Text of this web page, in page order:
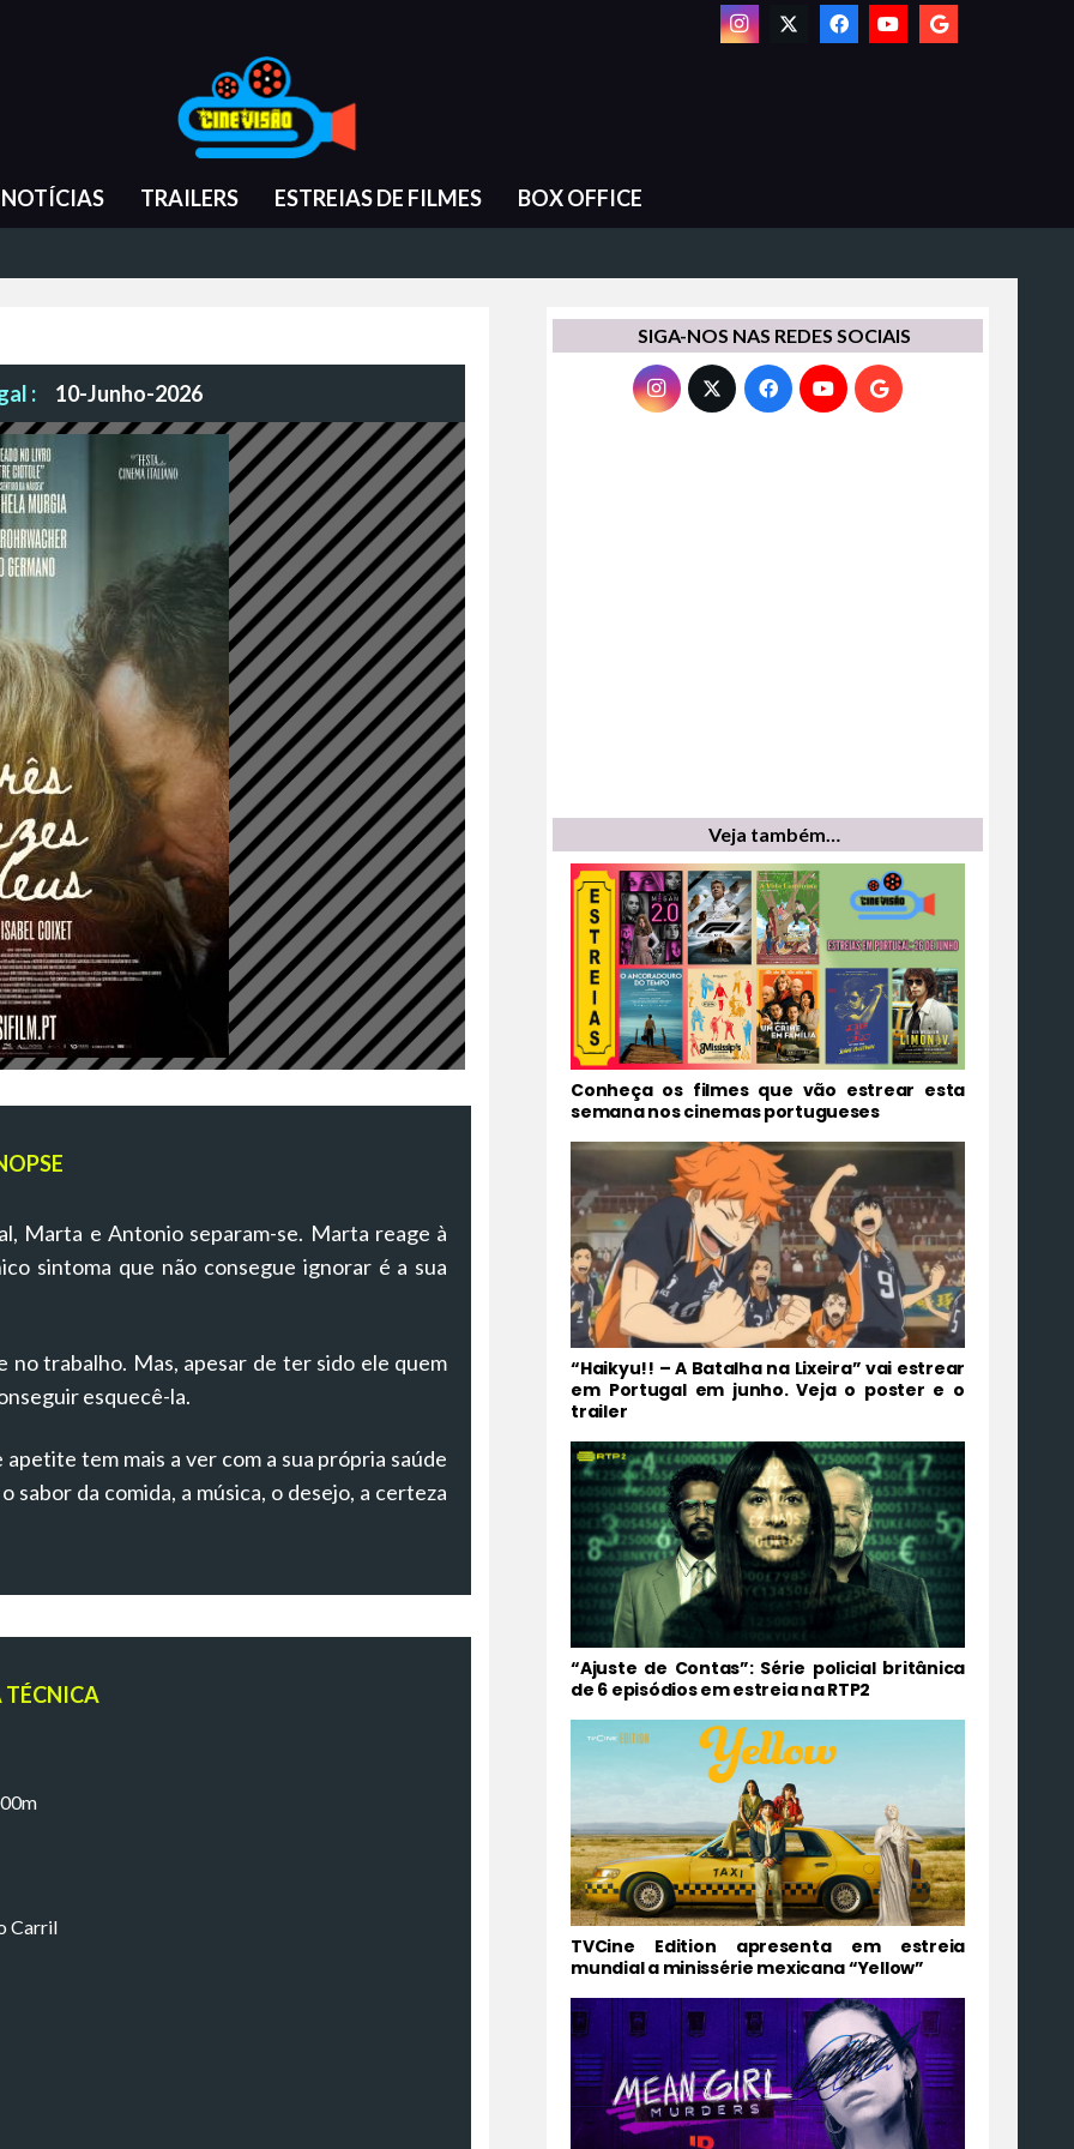
NOTÍCIAS TRAILERS ESTREIAS DE FILMES BOX OFFICE
: 10-Junho-2026
Marta e Antonio separam-se. Marta reage à
sintoma que não consegue ignorar é a sua
no trabalho. Mas, apesar de ter sido ele quem
esquecê-la.
tem mais a ver com a sua própria saúde
sabor da comida, a música, o desejo, a certeza
TÉCNICA
Carril
SIGA-NOS NAS REDES SOCIAIS
Veja também…
Conheça os filmes que vão estrear esta
semana nos cinemas portugueses
“Haikyu!! – A Batalha na Lixeira” vai estrear
em Portugal em junho. Veja o poster e o
trailer
“Ajuste de Contas”: Série policial britânica
de 6 episódios em estreia na RTP2
TVCine Edition apresenta em estreia
mundial a minissérie mexicana “Yellow”